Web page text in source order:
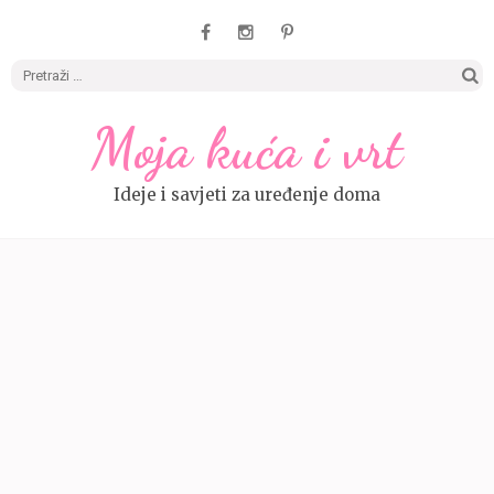
Moja kuća i vrt
Ideje i savjeti za uređenje doma